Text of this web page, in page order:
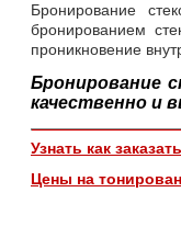
Бронирование
бронированием
проникновение
Бронирование
качественно и
Узнать как
Цены на